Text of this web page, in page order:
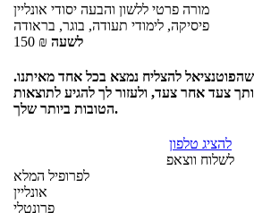
מורה פרטי ללשון והבעה יסודי אונליין
פיסיקה, לימודי תעודה, בוגר, בראודה
150 ₪ לשעה
שהפוטנציאל להצליח נמצא בכל אחד מאיתנו.
צעד אחר צעד, ולעזור לך להגיע לתוצאות
הטובות ביותר שלך.
להציג טלפון
לשלוח ווצאפ
לפרופיל המלא
אונליין
פרונטלי